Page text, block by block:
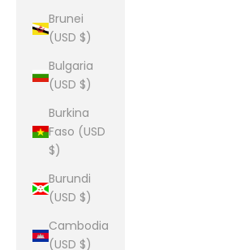
Brunei
(USD $)
Bulgaria
(USD $)
Burkina
Faso (USD
$)
Burundi
(USD $)
Cambodia
(USD $)